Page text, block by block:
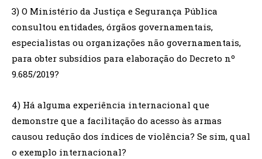
3) O Ministério da Justiça e Segurança Pública
consultou entidades, órgãos governamentais,
especialistas ou organizações não governamentais,
para obter subsídios para elaboração do Decreto nº
9.685/2019?
4) Há alguma experiência internacional que
demonstre que a facilitação do acesso às armas
causou redução dos índices de violência? Se sim, qual
o exemplo internacional?